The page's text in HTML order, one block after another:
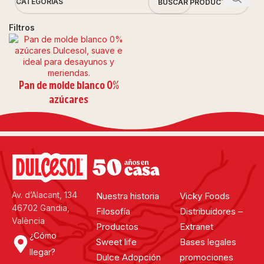
Filtros
Pan de molde blanco 0%
azúcares
Av. d’Alacant, 134
46702 Gandia,
València
¿Cómo
llegar?
Nuestra historia
Filosofía
Productos
Sweet life
Dulce Adopción
Vicky Foods
Distribuidores –
Extranet
Bases legales
promociones